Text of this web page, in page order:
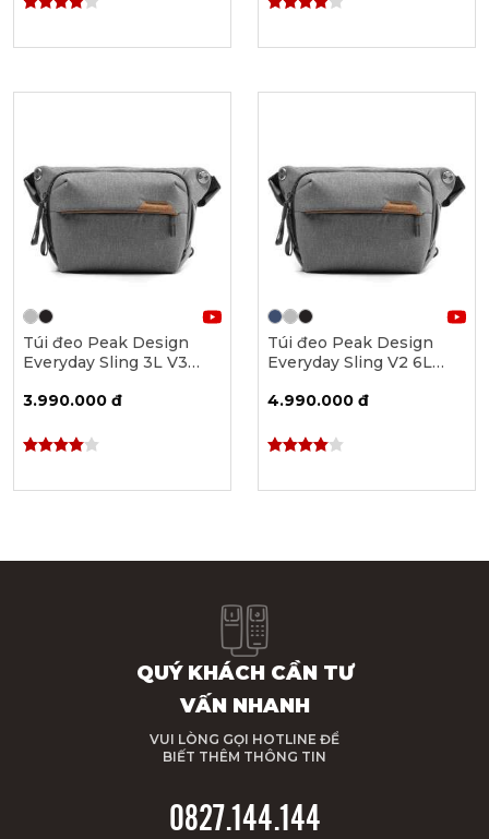
Túi đeo Peak Design
Everyday Sling 3L V3
3.990.000 đ
Túi đeo Peak Design
Everyday Sling V2 6L
4.990.000 đ
QUÝ KHÁCH CẦN TƯ
VẤN NHANH
VUI LÒNG GỌI HOTLINE ĐỂ
BIẾT THÊM THÔNG TIN
0827.144.144